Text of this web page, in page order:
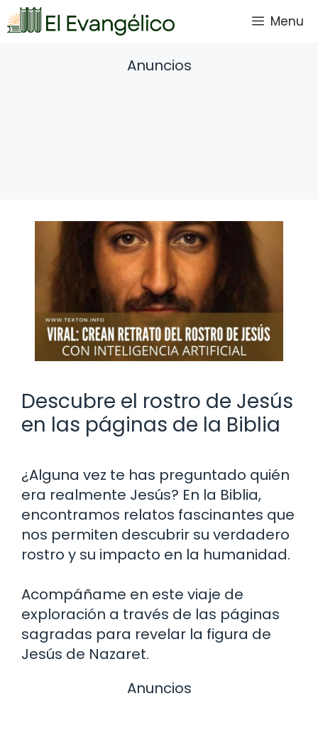
Saltar
al
Menu
Anuncios
Descubre el rostro de Jesús
en las páginas de la Biblia
¿Alguna vez te has preguntado quién
era realmente Jesús? En la Biblia,
encontramos relatos fascinantes que
nos permiten descubrir su verdadero
rostro y su impacto en la humanidad.
Acompáñame en este viaje de
exploración a través de las páginas
sagradas para revelar la figura de
Jesús de Nazaret.
Anuncios